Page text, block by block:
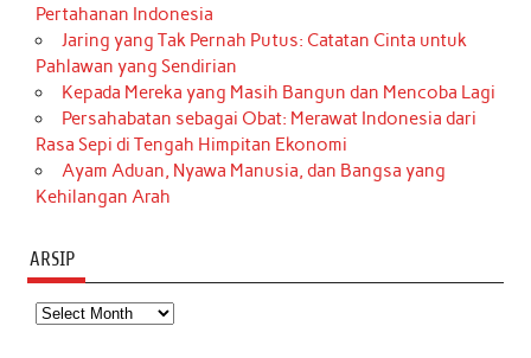
Pertahanan Indonesia
Jaring yang Tak Pernah Putus: Catatan Cinta untuk
Pahlawan yang Sendirian
Kepada Mereka yang Masih Bangun dan Mencoba Lagi
Persahabatan sebagai Obat: Merawat Indonesia dari
Rasa Sepi di Tengah Himpitan Ekonomi
Ayam Aduan, Nyawa Manusia, dan Bangsa yang
Kehilangan Arah
ARSIP
Arsip